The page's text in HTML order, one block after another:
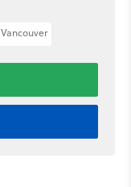
Vancouver